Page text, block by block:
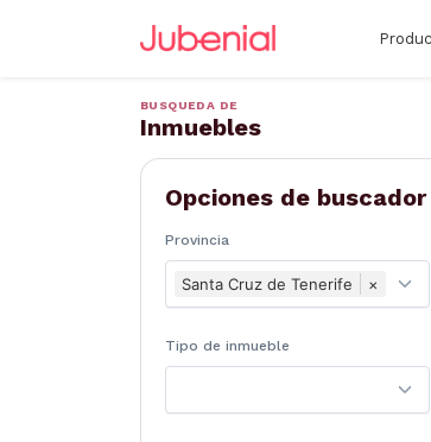
BUSQUEDA DE
Inmuebles
Opciones de buscador
Provincia
Santa Cruz de Tenerife ×
Tipo de inmueble